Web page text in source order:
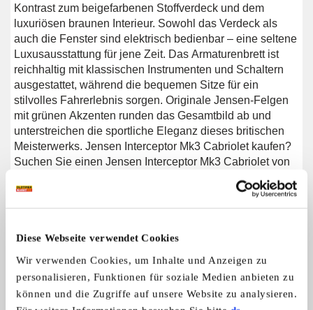
Diese Webseite verwendet Cookies
Wir verwenden Cookies, um Inhalte und Anzeigen zu
personalisieren, Funktionen für soziale Medien anbieten zu
können und die Zugriffe auf unsere Website zu analysieren.
Kontrast zum beigefarbenen Stoffverdeck und dem
luxuriösen braunen Interieur. Sowohl das Verdeck als
auch die Fenster sind elektrisch bedienbar – eine seltene
Luxusausstattung für jene Zeit. Das Armaturenbrett ist
reichhaltig mit klassischen Instrumenten und Schaltern
ausgestattet, während die bequemen Sitze für ein
stilvolles Fahrerlebnis sorgen. Originale Jensen-Felgen
mit grünen Akzenten runden das Gesamtbild ab und
unterstreichen die sportliche Eleganz dieses britischen
Meisterwerks. Jensen Interceptor Mk3 Cabriolet kaufen?
Suchen Sie einen Jensen Interceptor Mk3 Cabriolet von
1974? Hinterlassen Sie Ihre Kontaktdaten über das
Formular auf dieser Seite oder rufen Sie uns direkt unter
+31 416 751 393 an. Unser Verkaufsteam beantwortet
Shop-Video für Sie. Wir bieten Unterstützung beim
Transport. Wir liefern Ihnen Ihr Auto mit Tüv, H-
Kennzeichen und Fahrzeugbrief, gegen Aufpreis. Sie
zahlen keine Importsteuer mehr. Auch können Sie das
Fahrzeug bei unsere Finanzierungspartner finanzieren.